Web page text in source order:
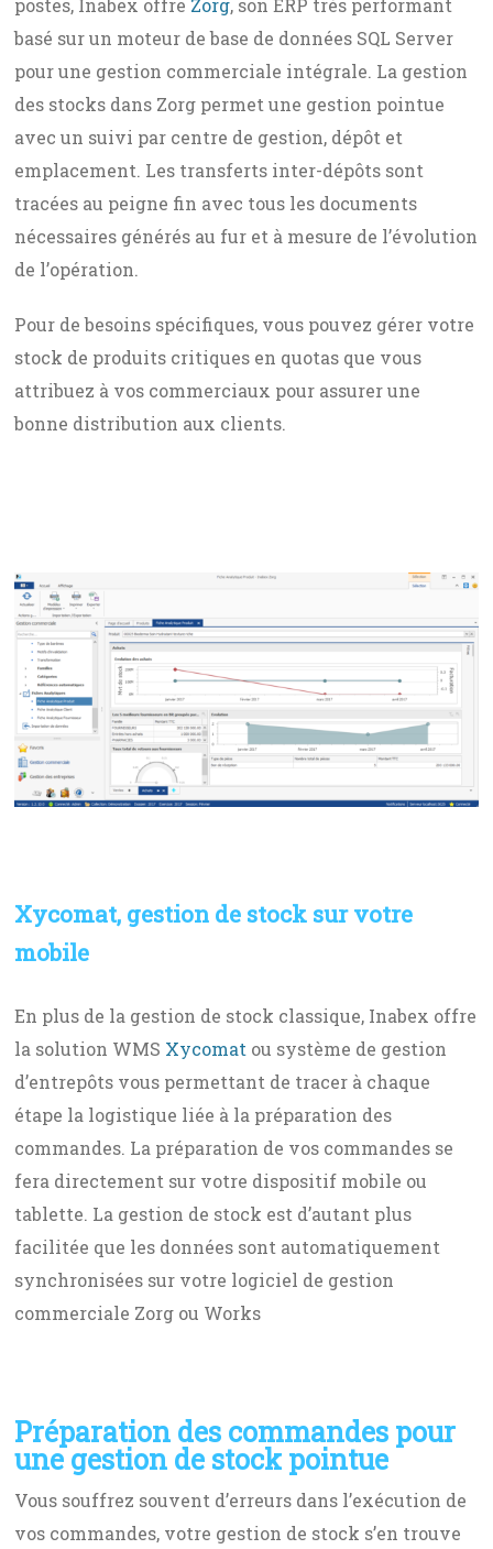
postes, Inabex offre Zorg, son ERP très performant
basé sur un moteur de base de données SQL Server
pour une gestion commerciale intégrale. La gestion
des stocks dans Zorg permet une gestion pointue
avec un suivi par centre de gestion, dépôt et
emplacement. Les transferts inter-dépôts sont
tracées au peigne fin avec tous les documents
nécessaires générés au fur et à mesure de l’évolution
de l’opération.
Pour de besoins spécifiques, vous pouvez gérer votre
stock de produits critiques en quotas que vous
attribuez à vos commerciaux pour assurer une
bonne distribution aux clients.
Xycomat, gestion de stock sur votre
mobile
En plus de la gestion de stock classique, Inabex offre
la solution WMS Xycomat ou système de gestion
d’entrepôts vous permettant de tracer à chaque
étape la logistique liée à la préparation des
commandes. La préparation de vos commandes se
fera directement sur votre dispositif mobile ou
tablette. La gestion de stock est d’autant plus
facilitée que les données sont automatiquement
synchronisées sur votre logiciel de gestion
commerciale Zorg ou Works
Préparation des commandes pour
une gestion de stock pointue
Vous souffrez souvent d’erreurs dans l’exécution de
vos commandes, votre gestion de stock s’en trouve